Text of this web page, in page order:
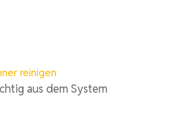
reinigen
aus dem System